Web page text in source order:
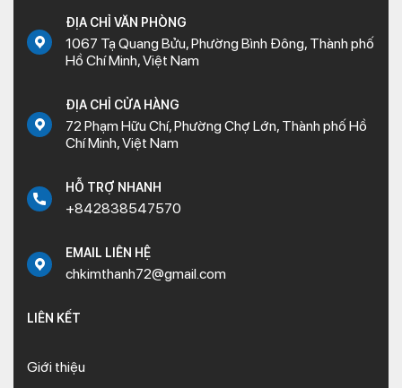
ĐỊA CHỈ VĂN PHÒNG
1067 Tạ Quang Bửu, Phường Bình Đông, Thành phố
Hồ Chí Minh, Việt Nam
ĐỊA CHỈ CỬA HÀNG
72 Phạm Hữu Chí, Phường Chợ Lớn, Thành phố Hồ
Chí Minh, Việt Nam
HỖ TRỢ NHANH
+842838547570
EMAIL LIÊN HỆ
chkimthanh72@gmail.com
LIÊN KẾT
Giới thiệu